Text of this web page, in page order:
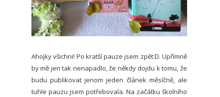
Ahojky všichni! Po kratší pauze jsem zpět:D. Upřímně
by mě jen tak nenapadlo, že někdy dojdu k tomu, že
budu publikovat jenom jeden článek měsíčně, ale
tuhle pauzu jsem potřebovala. Na začátku školního